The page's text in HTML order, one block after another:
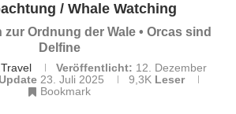
/ Whale Watching
zur Ordnung der Wale • Orcas sind
Delfine
Veröffentlicht: 12. Dezember
23. Juli 2025 9,3K Leser
Bookmark